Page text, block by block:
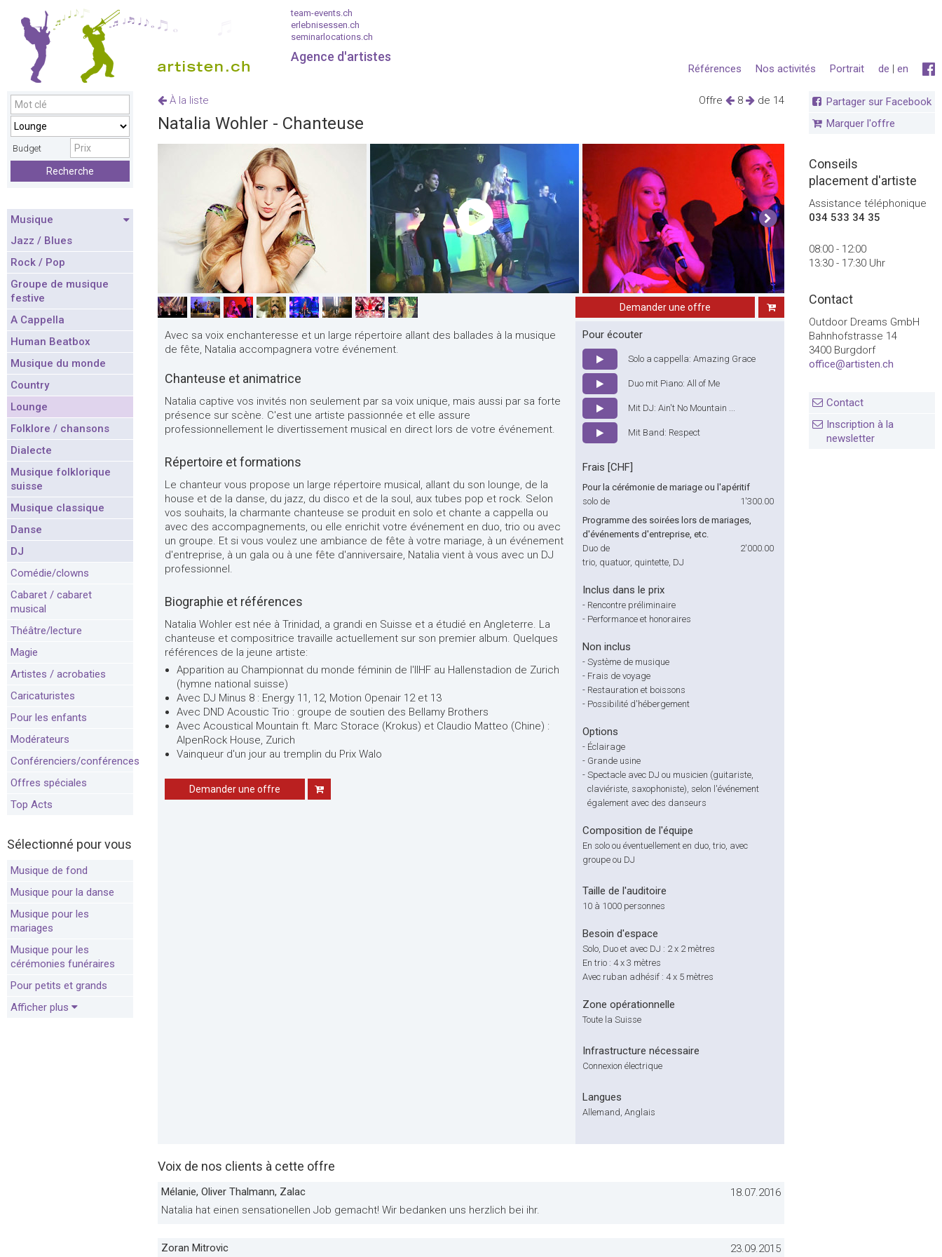
team-events.ch
erlebnisessen.ch
seminarlocations.ch
Agence d'artistes
de | en
Portrait
Nos activités
Références
Budget
Recherche
Musique
Jazz / Blues
Rock / Pop
Groupe de musique
festive
A Cappella
Human Beatbox
Musique du monde
Country
Lounge
Folklore / chansons
Dialecte
Musique folklorique
suisse
Musique classique
Danse
DJ
Comédie/clowns
Cabaret / cabaret
musical
Théâtre/lecture
Magie
Artistes / acrobaties
Caricaturistes
Pour les enfants
Modérateurs
Conférenciers/conférences
Offres spéciales
Top Acts
Sélectionné pour vous
Musique de fond
Musique pour la danse
Musique pour les
mariages
Musique pour les
cérémonies funéraires
Pour petits et grands
Afficher plus
Offre 8 de 14
À la liste
Natalia Wohler - Chanteuse
Demander une offre
Avec sa voix enchanteresse et un large répertoire allant des ballades à la musique
de fête, Natalia accompagnera votre événement.
Chanteuse et animatrice
Natalia captive vos invités non seulement par sa voix unique, mais aussi par sa forte
présence sur scène. C'est une artiste passionnée et elle assure
professionnellement le divertissement musical en direct lors de votre événement.
Répertoire et formations
Le chanteur vous propose un large répertoire musical, allant du son lounge, de la
house et de la danse, du jazz, du disco et de la soul, aux tubes pop et rock. Selon
vos souhaits, la charmante chanteuse se produit en solo et chante a cappella ou
avec des accompagnements, ou elle enrichit votre événement en duo, trio ou avec
un groupe. Et si vous voulez une ambiance de fête à votre mariage, à un événement
d'entreprise, à un gala ou à une fête d'anniversaire, Natalia vient à vous avec un DJ
professionnel.
Biographie et références
Natalia Wohler est née à Trinidad, a grandi en Suisse et a étudié en Angleterre. La
chanteuse et compositrice travaille actuellement sur son premier album. Quelques
références de la jeune artiste:
Apparition au Championnat du monde féminin de l'IIHF au Hallenstadion de Zurich
(hymne national suisse)
Avec DJ Minus 8 : Energy 11, 12, Motion Openair 12 et 13
Avec DND Acoustic Trio : groupe de soutien des Bellamy Brothers
Avec Acoustical Mountain ft. Marc Storace (Krokus) et Claudio Matteo (Chine) :
AlpenRock House, Zurich
Vainqueur d'un jour au tremplin du Prix Walo
Demander une offre
Pour écouter
Solo a cappella: Amazing Grace
Duo mit Piano: All of Me
Mit DJ: Ain't No Mountain ...
Mit Band: Respect
Frais [CHF]
Pour la cérémonie de mariage ou l'apéritif
solo de
1'300.00
Programme des soirées lors de mariages,
d'événements d'entreprise, etc.
Duo de
2'000.00
trio, quatuor, quintette, DJ
Inclus dans le prix
- Rencontre préliminaire
- Performance et honoraires
Non inclus
- Système de musique
- Frais de voyage
- Restauration et boissons
- Possibilité d'hébergement
Options
- Éclairage
- Grande usine
- Spectacle avec DJ ou musicien (guitariste,
claviériste, saxophoniste), selon l'événement
également avec des danseurs
Composition de l'équipe
En solo ou éventuellement en duo, trio, avec
groupe ou DJ
Taille de l'auditoire
10 à 1000 personnes
Besoin d'espace
Solo, Duo et avec DJ : 2 x 2 mètres
En trio : 4 x 3 mètres
Avec ruban adhésif : 4 x 5 mètres
Zone opérationnelle
Toute la Suisse
Infrastructure nécessaire
Connexion électrique
Langues
Allemand, Anglais
Voix de nos clients à cette offre
Mélanie, Oliver Thalmann, Zalac
18.07.2016
Natalia hat einen sensationellen Job gemacht! Wir bedanken uns herzlich bei ihr.
Zoran Mitrovic 23.09.2015
Partager sur Facebook
Marquer l'offre
Conseils
placement d'artiste
Assistance téléphonique
034 533 34 35
08:00 - 12:00
13:30 - 17:30 Uhr
Contact
Outdoor Dreams GmbH
Bahnhofstrasse 14
3400 Burgdorf
office@artisten.ch
Contact
Inscription à la
newsletter